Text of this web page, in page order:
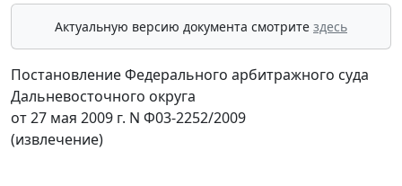
Актуальную версию документа смотрите здесь
Постановление Федерального арбитражного суда
Дальневосточного округа
от 27 мая 2009 г. N Ф03-2252/2009
(извлечение)